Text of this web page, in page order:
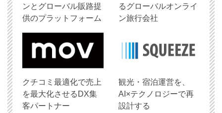
ンとグローバル販路提
供のプラットフォーム
るグローバルオンライ
ン旅行会社
クチコミ最適化で売上
を最大化させるDX集
客パートナー
観光・宿泊運営を、
AI×テクノロジーで再
設計する